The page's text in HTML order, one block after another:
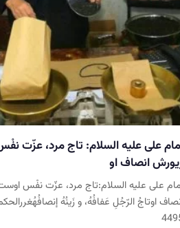
على عليه السلام: تاج مرد، عزّت
انصاف او
على عليه السلام:تاج مرد، عزّت نفْس
اوتاجُ الرّجُلِ عَفافُهُ، و زَينُهُ